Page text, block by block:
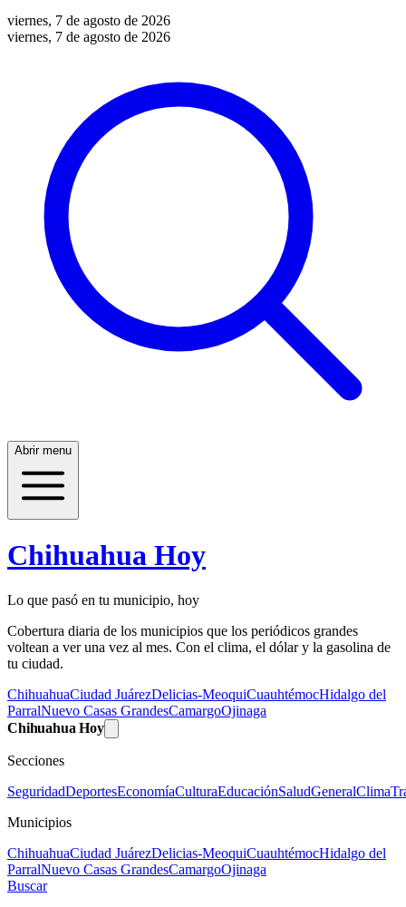
viernes, 7 de agosto de 2026
viernes, 7 de agosto de 2026
Abrir menu
Chihuahua Hoy
Lo que pasó en tu municipio, hoy
Cobertura diaria de los municipios que los periódicos grandes
voltean a ver una vez al mes. Con el clima, el dólar y la gasolina de
tu ciudad.
ChihuahuaCiudad JuárezDelicias-MeoquiCuauhtémocHidalgo del
ParralNuevo Casas GrandesCamargoOjinaga
Chihuahua Hoy
Secciones
SeguridadDeportesEconomíaCulturaEducaciónSaludGeneralClima
Municipios
ChihuahuaCiudad JuárezDelicias-MeoquiCuauhtémocHidalgo del
ParralNuevo Casas GrandesCamargoOjinaga
Buscar